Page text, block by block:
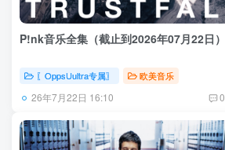
P!nk音乐全集（截止到2026年07月22日）
〖OppsUultra专属〗 欧美音乐
26年7月22日 16:10 0